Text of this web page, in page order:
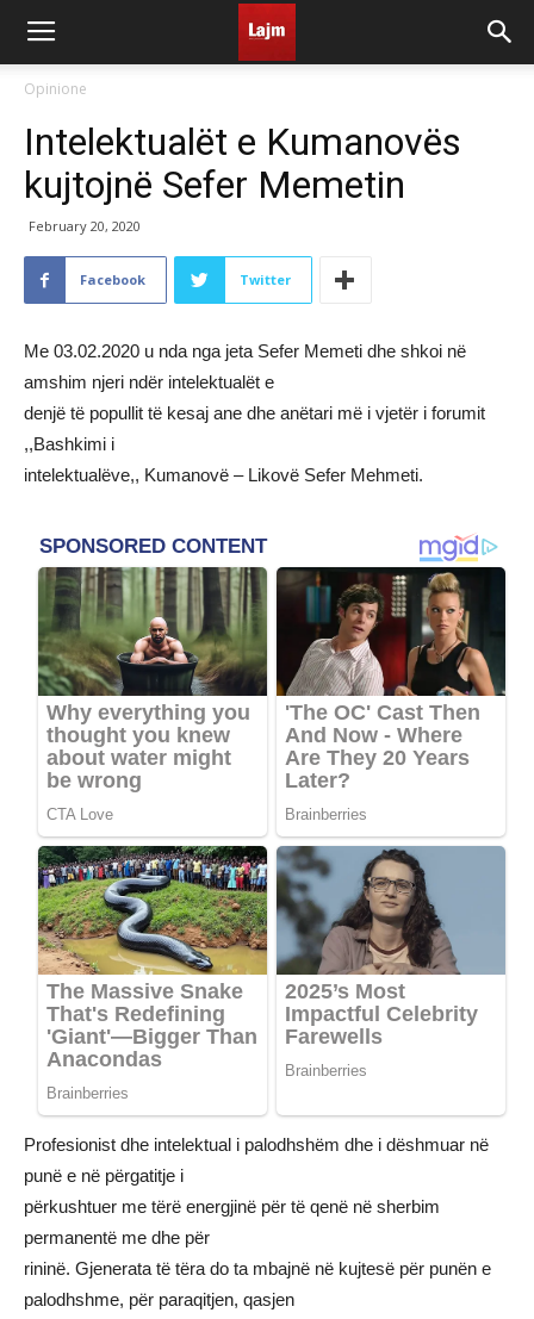
Opinione
Intelektualët e Kumanovës
kujtojnë Sefer Memetin
February 20, 2020
Facebook Twitter
Me 03.02.2020 u nda nga jeta Sefer Memeti dhe shkoi në
amshim njeri ndër intelektualët e
denjë të popullit të kesaj ane dhe anëtari më i vjetër i forumit
,,Bashkimi i
intelektualëve,, Kumanovë – Likovë Sefer Mehmeti.
Profesionist dhe intelektual i palodhshëm dhe i dëshmuar në
punë e në përgatitje i
përkushtuer me tërë energjinë për të qenë në sherbim
permanentë me dhe për
rininë. Gjenerata të tëra do ta mbajnë në kujtesë për punën e
palodhshme, për paraqitjen, qasjen